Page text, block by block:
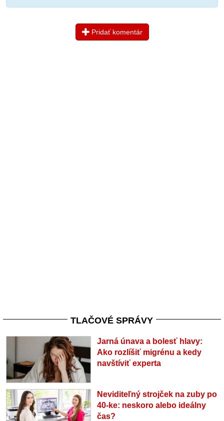
Pridať komentár
TLAČOVÉ SPRÁVY
Jarná únava a bolesť hlavy:
Ako rozlíšiť migrénu a kedy
navštíviť experta
Neviditeľný strojček na zuby po
40-ke: neskoro alebo ideálny
čas?